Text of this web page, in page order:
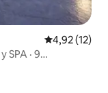
Calificación
4,92 (12)
SPA · 9